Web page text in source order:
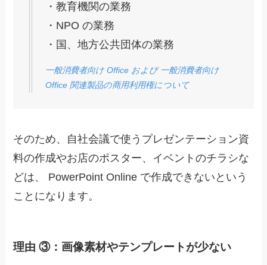
・教育機関の業務
・NPO の業務
・国、地方公共団体の業務
一般消費者向け Office および 一般消費者向け
Office 関連製品の商用利用権について
そのため、自社会議で使うプレゼンテーション資
料の作成やお店のポスター、イベントのチラシな
どは、 PowerPoint Online で作成できないという
ことになります。
理由 ③：画像素材やテンプレートが少ない